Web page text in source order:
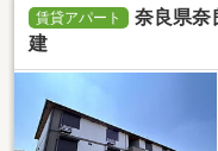
賃貸アパート
奈良県奈
建